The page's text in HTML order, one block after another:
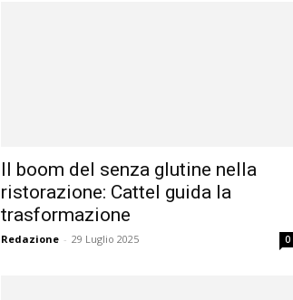
Il boom del senza glutine nella
ristorazione: Cattel guida la
trasformazione
Redazione - 29 Luglio 2025 0